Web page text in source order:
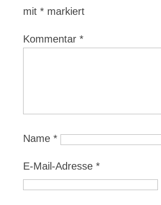
mit *markiert
Kommentar *
Name *
E-Mail-Adresse *